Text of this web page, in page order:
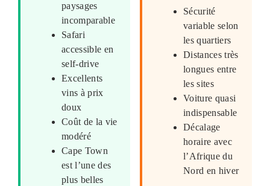
paysages
incomparable
Safari
accessible en
self-drive
Excellents
vins à prix
doux
Coût de la vie
modéré
Cape Town
est l’une des
plus belles
Sécurité
variable selon
les quartiers
Distances très
longues entre
les sites
Voiture quasi
indispensable
Décalage
horaire avec
l’Afrique du
Nord en hiver